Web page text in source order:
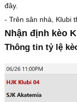
đây.
- Trên sân nhà, Klubi
Nhận định kèo
Thông tin tỷ lệ